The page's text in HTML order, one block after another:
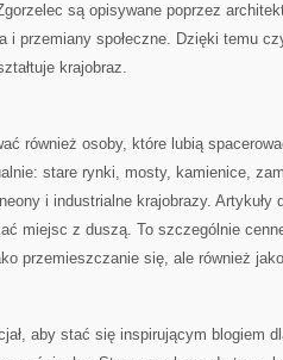
są opisywane poprzez
i przemiany społeczne. Dzięki temu
krajobraz.
również osoby, które lubią
stare rynki, mosty, kamienice,
i industrialne krajobrazy. Artykuły
miejsc z duszą. To szczególnie
przemieszczanie się, ale również
aby stać się inspirującym blogiem